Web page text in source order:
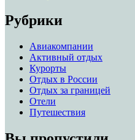
Рубрики
Авиакомпании
Активный отдых
Курорты
Отдых в России
Отдых за границей
Отели
Путешествия